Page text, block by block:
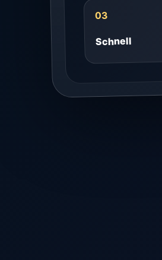
03
Schnell